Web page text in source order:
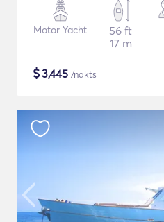
Motor Yacht
56 ft
17 m
$3,445 /nakts